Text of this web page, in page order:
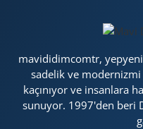
mavididimcomtr,
sadelik ve
kaçınıyor ve insanlara
sunuyor. 1997'den beri